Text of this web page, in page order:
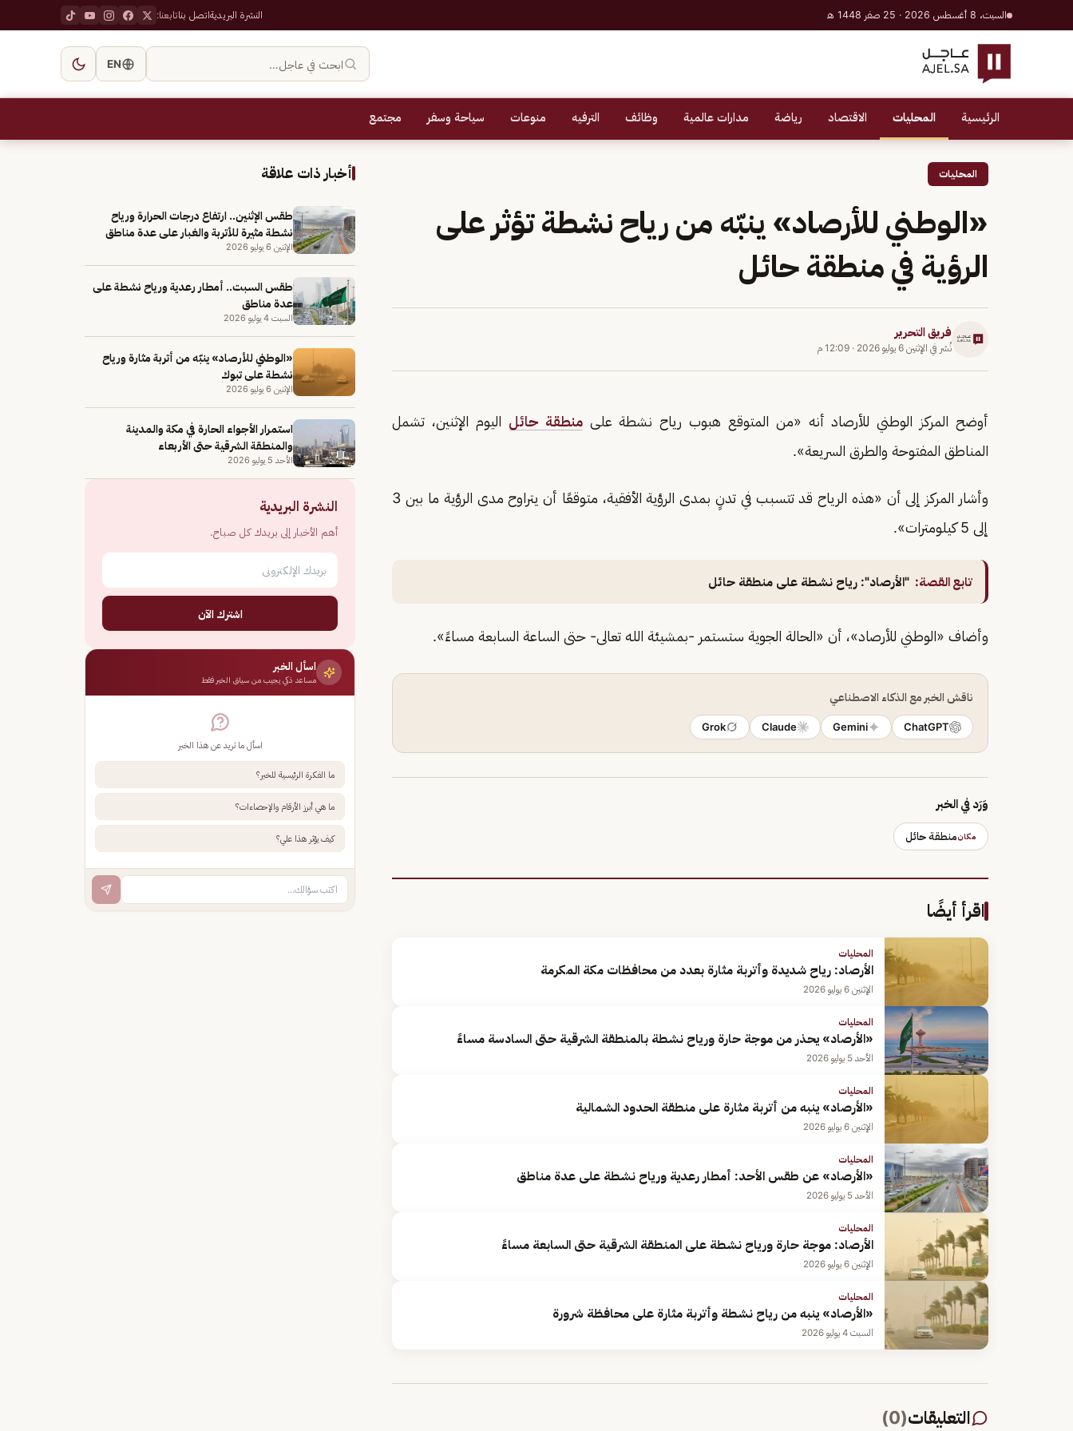
السبت، 8 أغسطس 2026 · 25 صفر 1448 هـ النشرة البريديةاتصل بناتابعنا:
ابحث في عاجل… EN
الرئيسية المحليات الاقتصاد رياضة مدارات عالمية وظائف الترفيه منوعات سياحة وسفر مجتمع
المحليات
«الوطني للأرصاد» ينبّه من رياح نشطة تؤثر على
الرؤية في منطقة حائل
فريق التحرير
نُشر في الإثنين 6 يوليو 2026 · 12:09 م
أوضح المركز الوطني للأرصاد أنه «من المتوقع هبوب رياح نشطة علىمنطقة حائل اليوم الإثنين، تشمل
المناطق المفتوحة والطرق السريعة».
وأشار المركز إلى أن «هذه الرياح قد تتسبب في تدنٍ بمدى الرؤية الأفقية، متوقعًا أن يتراوح مدى الرؤية ما بين 3
إلى 5 كيلومترات».
تابع القصة: "الأرصاد": رياح نشطة على منطقة حائل
وأضاف «الوطني للأرصاد»، أن «الحالة الجوية ستستمر -بمشيئة الله تعالى- حتى الساعة السابعة مساءً».
ناقش الخبر مع الذكاء الاصطناعي
ChatGPT
Gemini
Claude
Grok
وَرَد في الخبر
مكانمنطقة حائل
اقرأ أيضًا
المحليات
الأرصاد: رياح شديدة وأتربة مثارة بعدد من محافظات مكة المكرمة
الإثنين 6 يوليو 2026
المحليات
«الأرصاد» يحذر من موجة حارة ورياح نشطة بالمنطقة الشرقية حتى السادسة مساءً
الأحد 5 يوليو 2026
المحليات
«الأرصاد» ينبه من أتربة مثارة على منطقة الحدود الشمالية
الإثنين 6 يوليو 2026
المحليات
«الأرصاد» عن طقس الأحد: أمطار رعدية ورياح نشطة على عدة مناطق
الأحد 5 يوليو 2026
المحليات
الأرصاد: موجة حارة ورياح نشطة على المنطقة الشرقية حتى السابعة مساءً
الإثنين 6 يوليو 2026
المحليات
«الأرصاد» ينبه من رياح نشطة وأتربة مثارة على محافظة شرورة
السبت 4 يوليو 2026
التعليقات(
0
)
أخبار ذات علاقة
طقس الإثنين.. ارتفاع درجات الحرارة ورياح
نشطة مثيرة للأتربة والغبار على عدة مناطق
الإثنين 6 يوليو 2026
طقس السبت.. أمطار رعدية ورياح نشطة على
عدة مناطق
السبت 4 يوليو 2026
«الوطني للأرصاد» ينبّه من أتربة مثارة ورياح
نشطة على تبوك
الإثنين 6 يوليو 2026
استمرار الأجواء الحارة في مكة والمدينة
والمنطقة الشرقية حتى الأربعاء
الأحد 5 يوليو 2026
النشرة البريدية
أهم الأخبار إلى بريدك كل صباح.
اشترك الآن
اسأل الخبر
مساعد ذكي يجيب من سياق الخبر فقط
اسأل ما تريد عن هذا الخبر
ما الفكرة الرئيسية للخبر؟
ما هي أبرز الأرقام والإحصاءات؟
كيف يؤثر هذا علي؟